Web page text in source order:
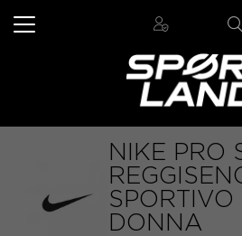
NIKE PRO
SPORTIVO
DONNA